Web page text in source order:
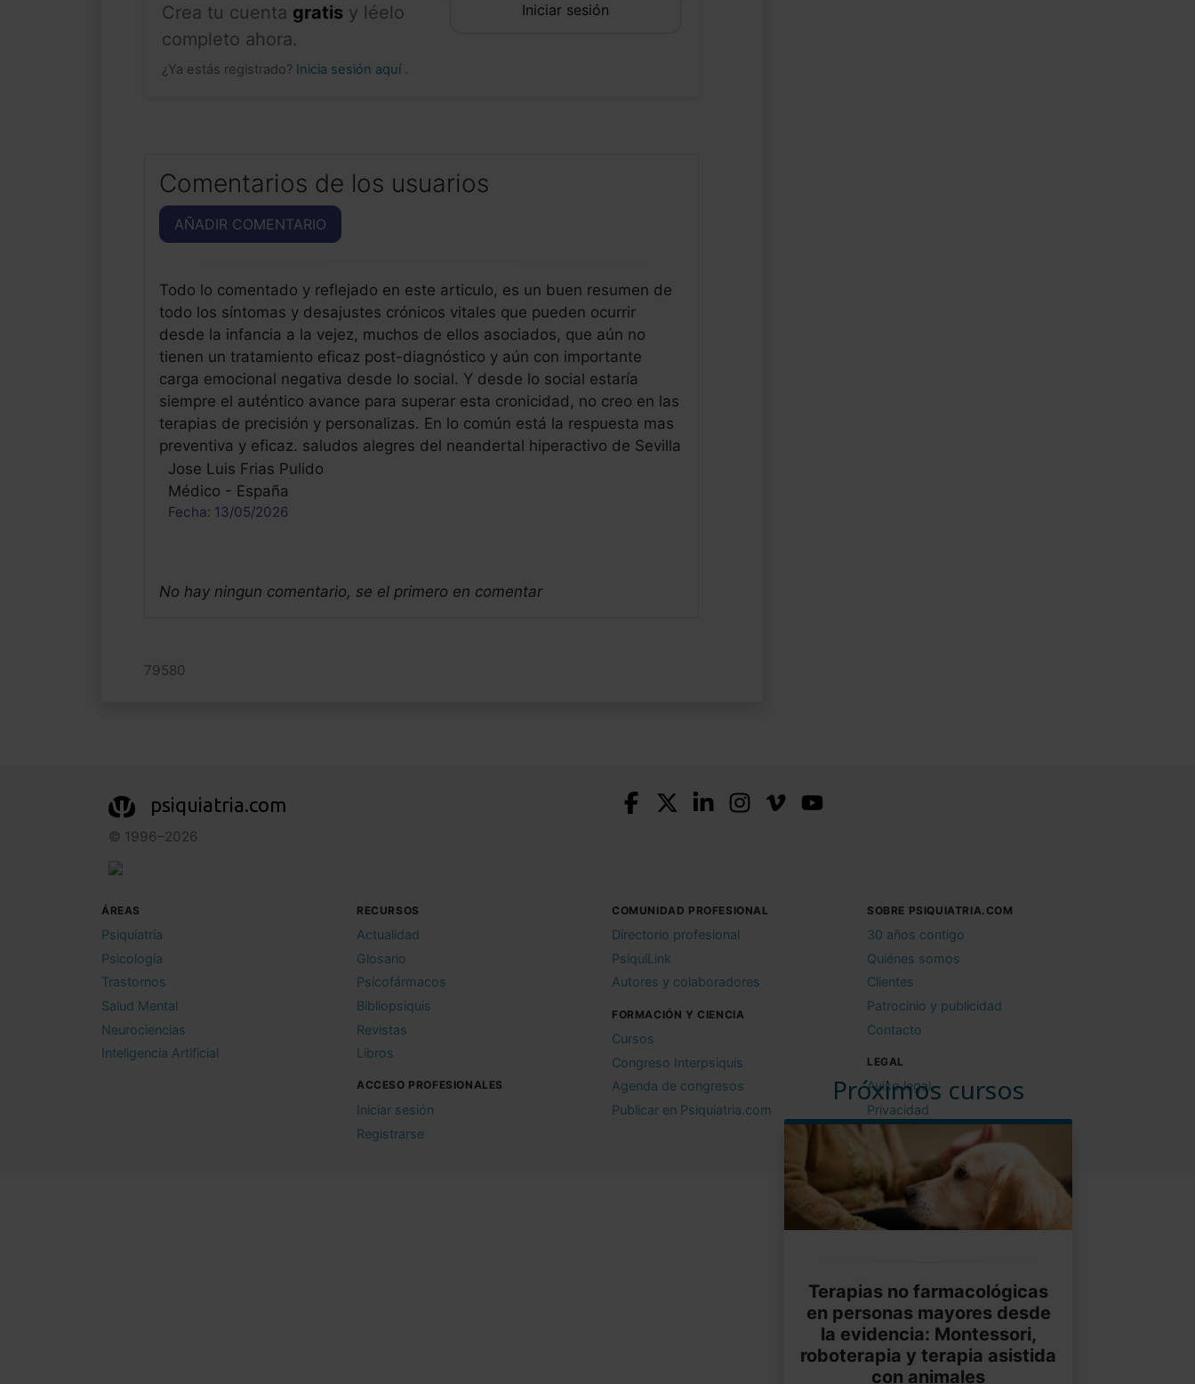
Crea tu cuenta gratis y léelo
completo ahora.
¿Ya estás registrado? Inicia sesión aquí
Iniciar sesión
Comentarios de los usuarios
AÑADIR COMENTARIO
Todo lo comentado y reflejado en este articulo, es un buen resumen de
todo los síntomas y desajustes crónicos vitales que pueden ocurrir
desde la infancia a la vejez, muchos de ellos asociados, que aún no
tienen un tratamiento eficaz post-diagnóstico y aún con importante
carga emocional negativa desde lo social. Y desde lo social estaría
siempre el auténtico avance para superar esta cronicidad, no creo en las
terapias de precisión y personalizas. En lo común está la respuesta mas
preventiva y eficaz. saludos alegres del neandertal hiperactivo de Sevilla
Jose Luis Frias Pulido
Médico - España
Fecha: 13/05/2026
No hay ningun comentario, se el primero en comentar
79580
Próximos cursos
Terapias no farmacológicas
en personas mayores desde
la evidencia: Montessori,
roboterapia y terapia asistida
con animales
psiquiatria.com
© 1996–2026
ÁREAS
Psiquiatría
Psicología
Trastornos
Salud Mental
Neurociencias
Inteligencia Artificial
RECURSOS
Actualidad
Glosario
Psicofármacos
Bibliopsiquis
Revistas
Libros
ACCESO PROFESIONALES
Iniciar sesión
Registrarse
COMUNIDAD PROFESIONAL
Directorio profesional
PsiquiLink
Autores y colaboradores
FORMACIÓN Y CIENCIA
Cursos
Congreso Interpsiquis
Agenda de congresos
Publicar en Psiquiatria.com
SOBRE PSIQUIATRIA.COM
30 años contigo
Quiénes somos
Clientes
Patrocinio y publicidad
Contacto
LEGAL
Aviso legal
Privacidad
Condiciones de uso